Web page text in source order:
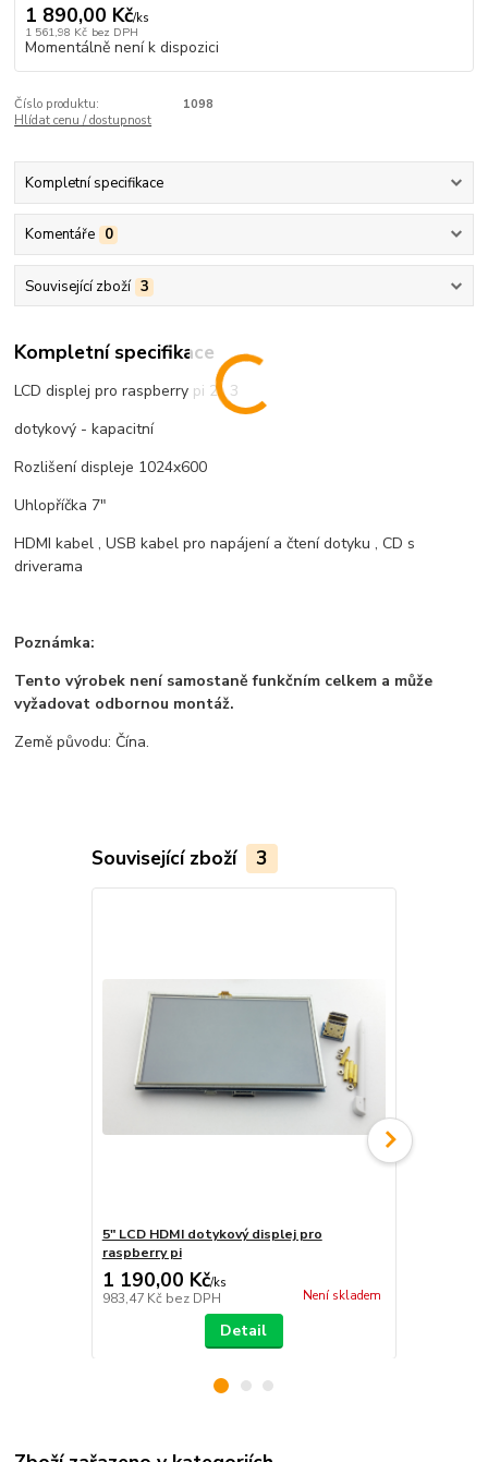
1 890,00 Kč/ks
1 561,98 Kč bez DPH
Momentálně není k dispozici
Číslo produktu:
1098
Hlídat cenu / dostupnost
Kompletní specifikace
Komentáře 0
Související zboží 3
Kompletní specifikace
LCD displej pro raspberry pi 2 , 3
dotykový - kapacitní
Rozlišení displeje 1024x600
Uhlopříčka 7"
HDMI kabel , USB kabel pro napájení a čtení dotyku , CD s
driverama
Poznámka:
Tento výrobek není samostaně funkčním celkem a může
vyžadovat odbornou montáž.
Země původu: Čína.
Související zboží 3
5" LCD HDMI dotykový displej pro
raspberry pi
1 190,00 Kč/ks
983,47 Kč bez DPH Není skladem
Detail